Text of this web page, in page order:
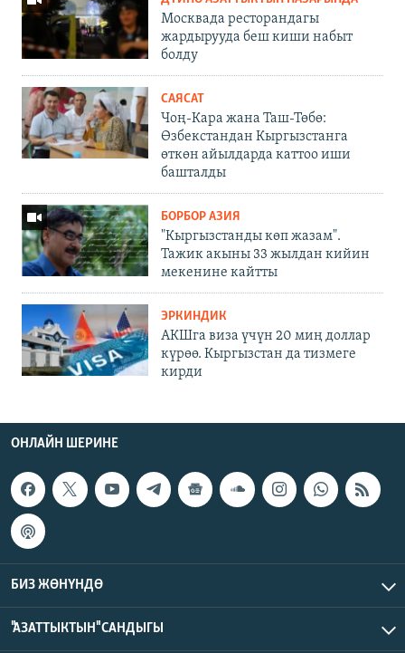
Москвада ресторандагы
жардырууда беш киши набыт
болду
САЯСАТ
Чоң-Кара жана Таш-Төбө:
Өзбекстандан Кыргызстанга
өткөн айылдарда каттоо иши
башталды
БОРБОР АЗИЯ
"Кыргызстанды көп жазам".
Тажик акыны 33 жылдан кийин
мекенине кайтты
ЭРКИНДИК
АКШга виза үчүн 20 миң доллар
күрөө. Кыргызстан да тизмеге
кирди
ОНЛАЙН ШЕРИНЕ
БИЗ ЖӨНҮНДӨ
"АЗАТТЫКТЫН" САНДЫГЫ